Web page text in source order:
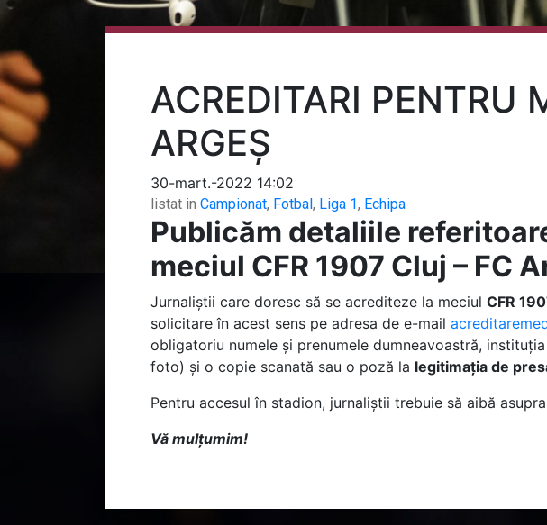
ACREDITARI PENTRU
ARGEȘ
30-mart.-2022 14:02
listat in Campionat, Fotbal, Liga 1, Echipa
Publicăm detaliile
meciul CFR 1907 Cluj – FC
Jurnaliștii care doresc să se acrediteze la meciul CFR
solicitare în acest sens pe adresa de e-mail
obligatoriu numele și prenumele dumneavoastră,
foto) și o copie scanată sau o poză la legitimația de
Pentru accesul în stadion, jurnaliștii trebuie să aibă
Vă mulțumim!